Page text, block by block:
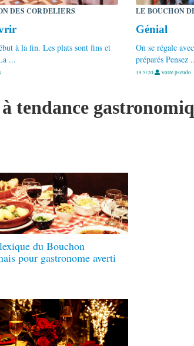
DES CORDELIERS
à la fin. Les plats sont fins et
...
LE BOUCHON
Génial
On se régale
préparés Pensez
19.5/20 Votre pseudo
tendance
du Bouchon
pour gastronome averti